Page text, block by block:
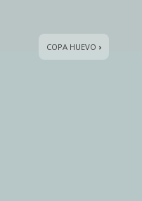
COPA HUEVO ›